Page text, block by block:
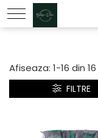
Clutch dama
Genti Piele Naturala
Afiseaza: 1-16 din 16
FILTRE